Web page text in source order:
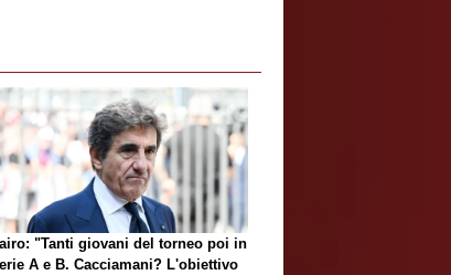
"Tanti giovani del torneo poi in
A e B. Cacciamani? L'obiettivo